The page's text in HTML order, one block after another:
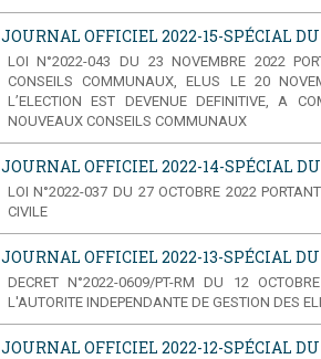
JOURNAL OFFICIEL 2022-15-SPÉCIAL
LOI N°2022-043 DU 23 NOVEMBRE 2022
CONSEILS COMMUNAUX, ELUS LE 20
L’ELECTION EST DEVENUE DEFINITIVE, A
NOUVEAUX CONSEILS COMMUNAUX
JOURNAL OFFICIEL 2022-14-SPÉCIAL
LOI N°2022-037 DU 27 OCTOBRE 2022
CIVILE
JOURNAL OFFICIEL 2022-13-SPÉCIAL
DECRET N°2022-0609/PT-RM DU 12
L'AUTORITE INDEPENDANTE DE GESTION DES
JOURNAL OFFICIEL 2022-12-SPÉCIAL